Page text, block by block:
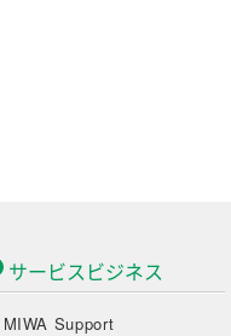
サービスビジネス
MIWA Support